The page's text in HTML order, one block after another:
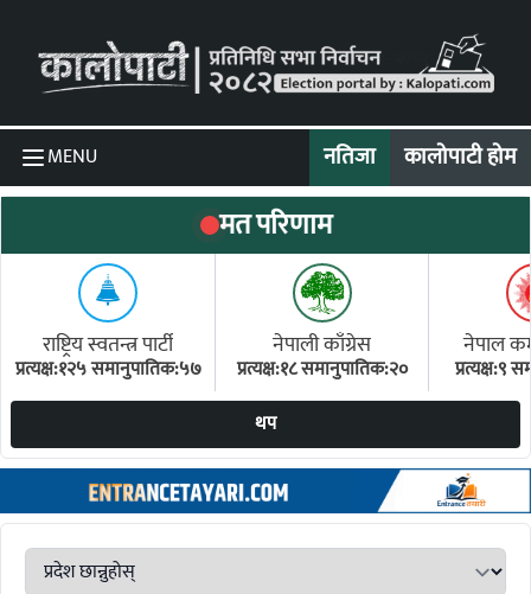
MENU नतिजा कालोपाटी होम
मत परिणाम
राष्ट्रिय स्वतन्त्र पार्टी
प्रत्यक्ष:१२५ समानुपातिक:५७
नेपाली काँग्रेस
प्रत्यक्ष:१८ समानुपातिक:२०
नेपाल
प्रत्यक्ष:९
थप